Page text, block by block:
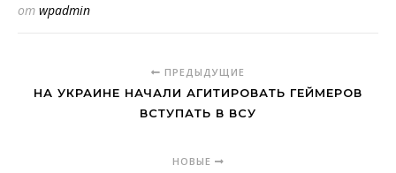
от wpadmin
ПРЕДЫДУЩИЕ
НА УКРАИНЕ НАЧАЛИ АГИТИРОВАТЬ ГЕЙМЕРОВ
ВСТУПАТЬ В ВСУ
НОВЫЕ